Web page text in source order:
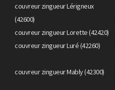
couvreur zingueur Lérigneux
(42600)
couvreur zingueur Lorette (42420)
couvreur zingueur Luré (42260)
couvreur zingueur Mably (42300)